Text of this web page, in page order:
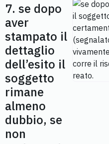
7. se dopo
aver
stampato il
dettaglio
dell’esito il
soggetto
rimane
almeno
dubbio, se
non